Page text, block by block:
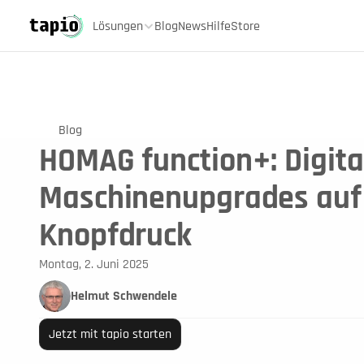
Lösungen BlogNewsHilfeStore
Blog
HOMAG function+:
Maschinenupgrades auf
Knopfdruck
Montag, 2. Juni 2025
Helmut Schwendele
Jetzt mit tapio starten